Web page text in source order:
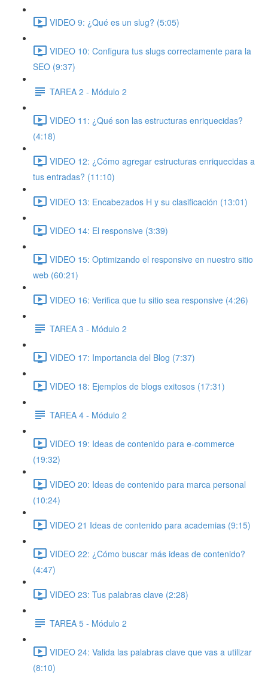
VIDEO 9: ¿Qué es un slug? (5:05)
VIDEO 10: Configura tus slugs correctamente para la
SEO (9:37)
TAREA 2 - Módulo 2
VIDEO 11: ¿Qué son las estructuras enriquecidas?
(4:18)
VIDEO 12: ¿Cómo agregar estructuras enriquecidas a
tus entradas? (11:10)
VIDEO 13: Encabezados H y su clasificación (13:01)
VIDEO 14: El responsive (3:39)
VIDEO 15: Optimizando el responsive en nuestro sitio
web (60:21)
VIDEO 16: Verifica que tu sitio sea responsive (4:26)
TAREA 3 - Módulo 2
VIDEO 17: Importancia del Blog (7:37)
VIDEO 18: Ejemplos de blogs exitosos (17:31)
TAREA 4 - Módulo 2
VIDEO 19: Ideas de contenido para e-commerce
(19:32)
VIDEO 20: Ideas de contenido para marca personal
(10:24)
VIDEO 21 Ideas de contenido para academias (9:15)
VIDEO 22: ¿Cómo buscar más ideas de contenido?
(4:47)
VIDEO 23: Tus palabras clave (2:28)
TAREA 5 - Módulo 2
VIDEO 24: Valida las palabras clave que vas a utilizar
(8:10)